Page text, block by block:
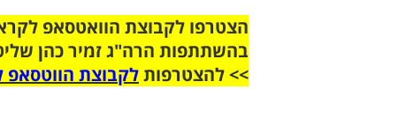
בהשתתפות הרה"ג זמיר כהן
>> להצטרפותלקבוצת הווטסאפ